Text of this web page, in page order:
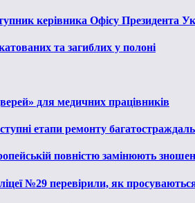
керівника Офісу Президента
та загиблих у полоні
для медичних працівників
етапи ремонту
повністю замінюють
№29 перевірили, як